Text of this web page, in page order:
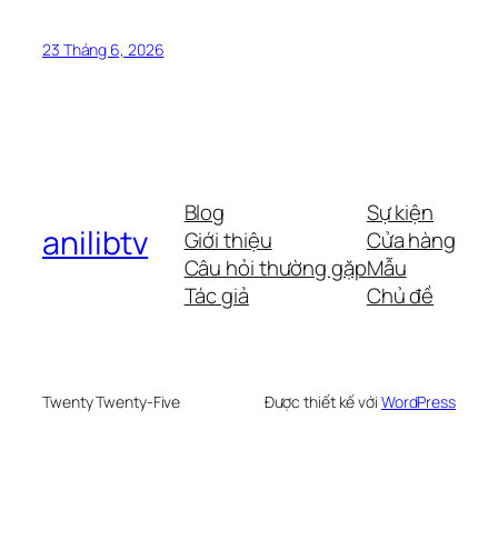
23 Tháng 6, 2026
anilibtv
Blog
Giới thiệu
Câu hỏi thường gặp
Tác giả
Sự kiện
Cửa hàng
Mẫu
Chủ đề
Twenty Twenty-Five Được thiết kế với WordPress